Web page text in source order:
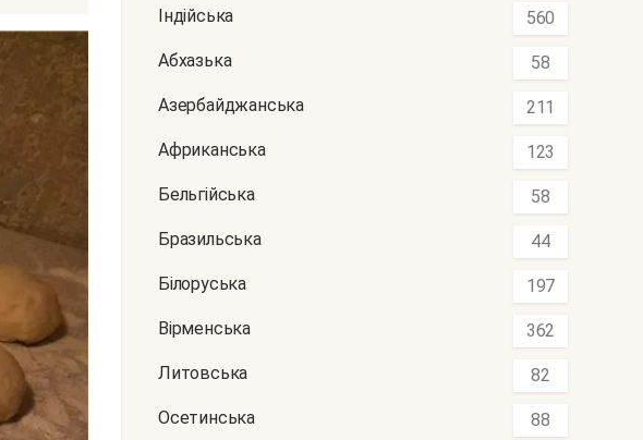
Індійська 560
Абхазька 58
Азербайджанська 211
Африканська 123
Бельгійська 58
Бразильська 44
Білоруська 197
Вірменська 362
Литовська 82
Осетинська 88